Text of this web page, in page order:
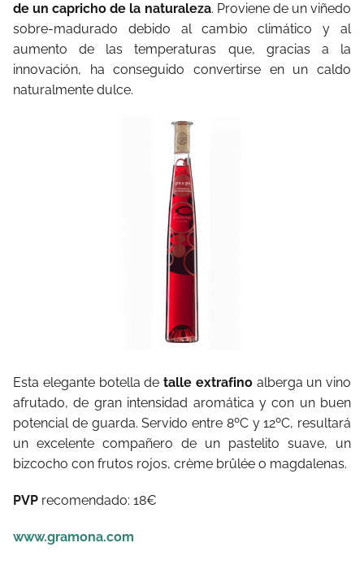
de un capricho de la naturaleza. Proviene de un viñedo
sobre-madurado debido al cambio climático y al
aumento de las temperaturas que, gracias a la
innovación, ha conseguido convertirse en un caldo
naturalmente dulce.
Esta elegante botella de talle extrafinoalberga un vino
afrutado, de gran intensidad aromática y con un buen
potencial de guarda. Servido entre 8ºC y 12ºC, resultará
un excelente compañero de un pastelito suave, un
bizcocho con frutos rojos, crème brûlée o magdalenas.
PVP recomendado: 18€
www.gramona.com